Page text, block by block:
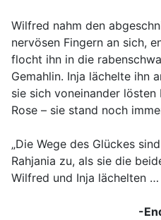
Wilfred nahm den
nervösen Fingern an sich,
flocht ihn in die
Gemahlin. Inja lächelte ihn
sie sich voneinander
Rose – sie stand noch
„Die Wege des Glückes
Rahjania zu, als sie die
Wilfred und Inja lächelten …
-